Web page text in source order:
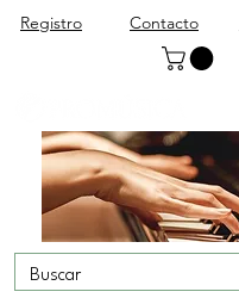
Registro Contacto